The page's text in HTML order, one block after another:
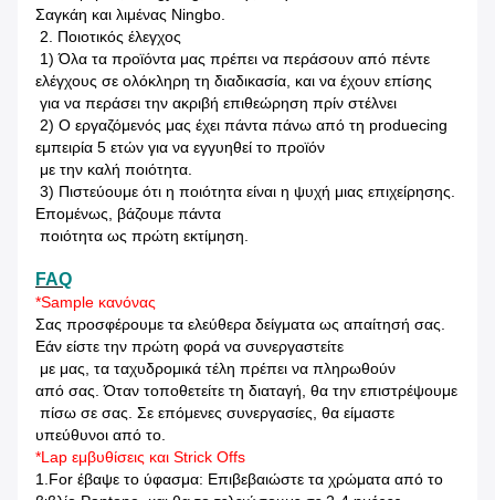
Σαγκάη και λιμένας Ningbo.
2. Ποιοτικός έλεγχος
1) Όλα τα προϊόντα μας πρέπει να περάσουν από πέντε
ελέγχους σε ολόκληρη τη διαδικασία, και να έχουν επίσης
για να περάσει την ακριβή επιθεώρηση πρίν στέλνει
2) Ο εργαζόμενός μας έχει πάντα πάνω από τη produecing
εμπειρία 5 ετών για να εγγυηθεί το προϊόν
με την καλή ποιότητα.
3) Πιστεύουμε ότι η ποιότητα είναι η ψυχή μιας επιχείρησης.
Επομένως, βάζουμε πάντα
ποιότητα ως πρώτη εκτίμηση.
FAQ
*Sample κανόνας
Σας προσφέρουμε τα ελεύθερα δείγματα ως απαίτησή σας.
Εάν είστε την πρώτη φορά να συνεργαστείτε
με μας, τα ταχυδρομικά τέλη πρέπει να πληρωθούν
από σας. Όταν τοποθετείτε τη διαταγή, θα την επιστρέψουμε
πίσω σε σας. Σε επόμενες συνεργασίες, θα είμαστε
υπεύθυνοι από το.
*Lap εμβυθίσεις και Strick Offs
1.For έβαψε το ύφασμα: Επιβεβαιώστε τα χρώματα από το